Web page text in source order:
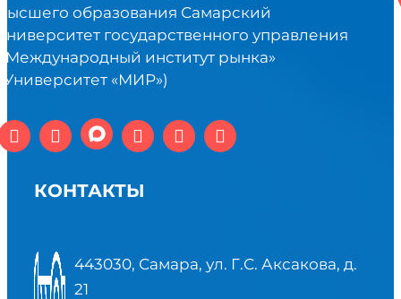
образования Самарский
государственного управления
институт рынка»
«МИР»)
КОНТАКТЫ
443030, Самара, ул. Г.С. Аксакова, д.
21